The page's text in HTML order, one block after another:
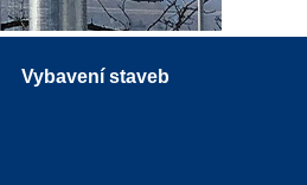
Vybavení staveb